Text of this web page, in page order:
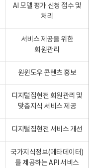
AI 모델 평가 신청 접수 및
처리
서비스 제공을 위한
회원관리
원윈도우 콘텐츠 홍보
디지털집현전 회원관리 및
맞춤지식 서비스 제공
디지털집현전 서비스 개선
국가지식정보(메타데이터)
를 제공하는 API 서비스